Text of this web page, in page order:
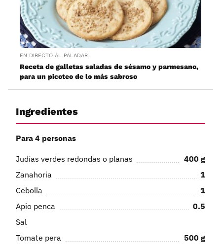
EN DIRECTO AL PALADAR
Receta de galletas saladas de sésamo y parmesano,
para un picoteo de lo más sabroso
Ingredientes
Para 4 personas
Judías verdes redondas o planas 400 g
Zanahoria
1
Cebolla
1
Apio penca
0.5
Sal
Tomate pera
500 g